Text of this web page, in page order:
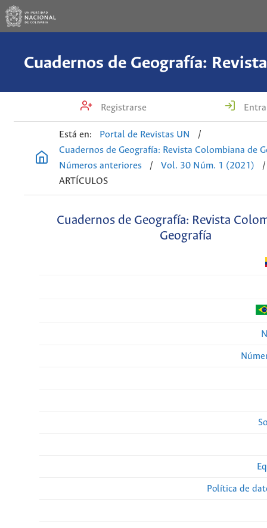
Registrarse
Está en: Portal de Revistas UN
/
Cuadernos de Geografía: Revista Colombiana de
Números anteriores
/ Vol. 30 Núm. 1 (2021)
/
ARTÍCULOS
Cuadernos de Geografía: Revista
Geografía
Política de